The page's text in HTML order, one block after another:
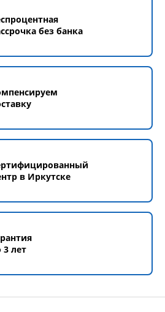
без банка
в Иркутске
3 лет